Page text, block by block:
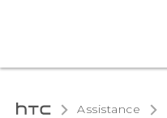
Assistance